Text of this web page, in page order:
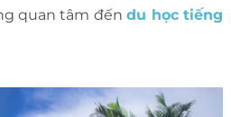
quan tâm đếndu học tiếng